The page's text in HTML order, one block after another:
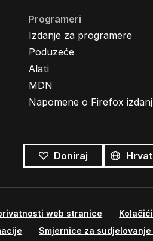
Programeri
Izdanje za programere
Poduzeće
Alati
MDN
Napomene o Firefox
Doniraj
jezici
Jezik
web stranice
Kolačići
Smjernice za